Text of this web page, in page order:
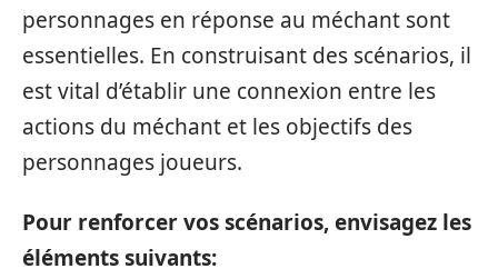
personnages en réponse au méchant sont
essentielles. En construisant des scénarios, il
est vital d’établir une connexion entre les
actions du méchant et les objectifs des
personnages joueurs.
Pour renforcer vos scénarios, envisagez les
éléments suivants: